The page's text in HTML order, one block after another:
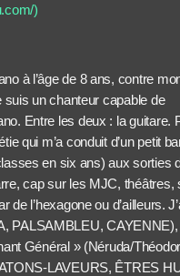
)
à l’âge de 8 ans, contre
suis un chanteur capable de
Entre les deux : la guitare.
qui m’a conduit d’un petit
en six ans) aux sorties
cap sur les MJC, théâtres,
de l’hexagone ou d’ailleurs.
PALSAMBLEU, CAYENNE),
Général » (Néruda/
LAVEURS, ÊTRES